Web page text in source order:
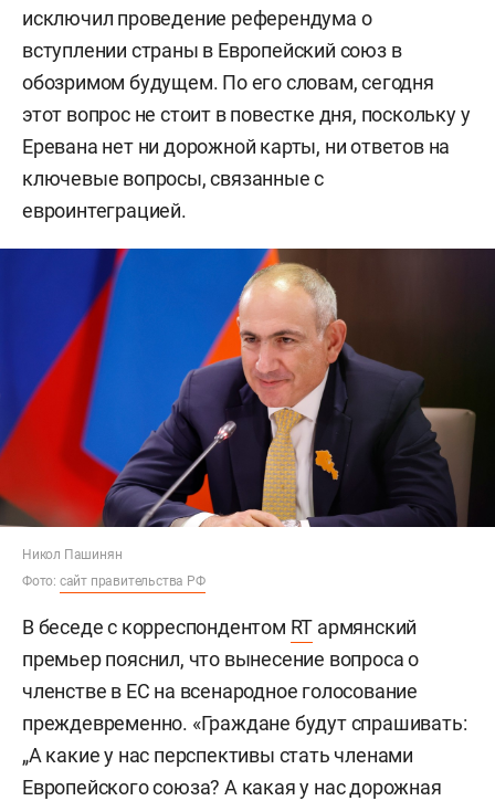
исключил проведение референдума о
вступлении страны в Европейский союз в
обозримом будущем. По его словам, сегодня
этот вопрос не стоит в повестке дня, поскольку у
Еревана нет ни дорожной карты, ни ответов на
ключевые вопросы, связанные с
евроинтеграцией.
Никол Пашинян
Фото: сайт правительства РФ
В беседе с корреспондентом RT армянский
премьер пояснил, что вынесение вопроса о
членстве в ЕС на всенародное голосование
преждевременно. «Граждане будут спрашивать:
„А какие у нас перспективы стать членами
Европейского союза? А какая у нас дорожная